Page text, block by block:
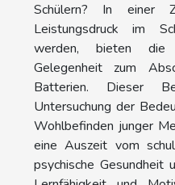
Schülern? In
Leistungsdruck im
werden, bieten die
Gelegenheit zum
Batterien. Dieser
Untersuchung der
Wohlbefinden junger
eine Auszeit vom
psychische Gesundheit